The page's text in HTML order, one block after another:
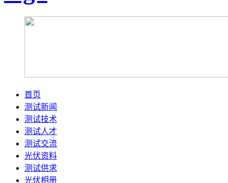
首页
测试新闻
测试技术
测试人才
测试交流
光伏资料
测试供求
光伏相册